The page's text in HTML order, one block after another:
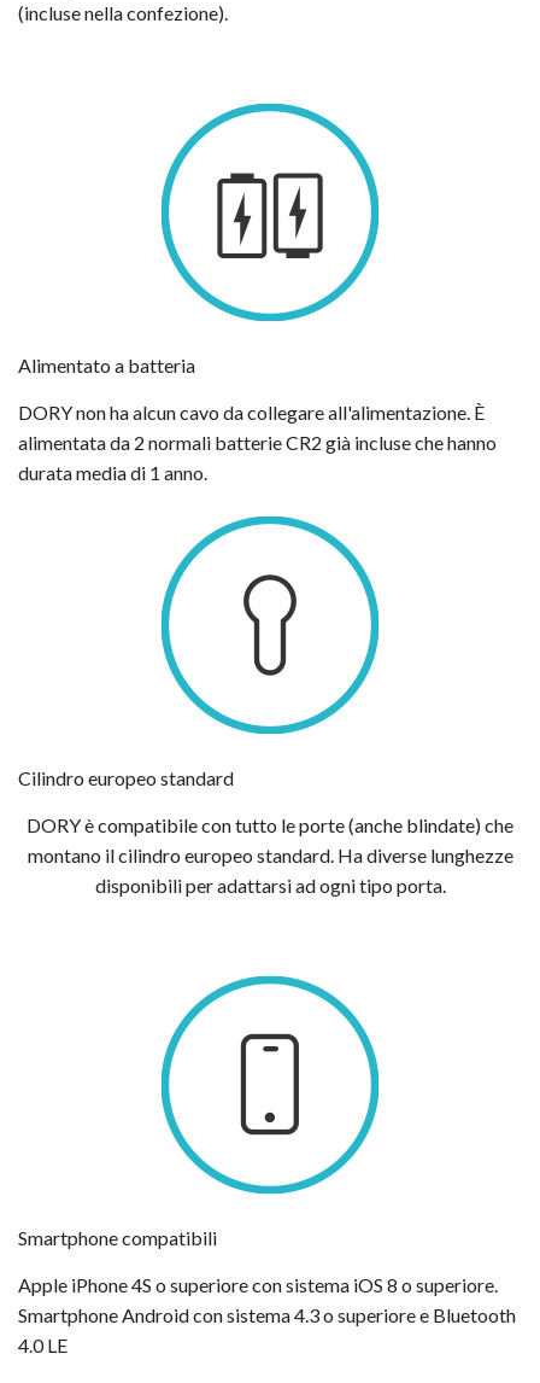
(incluse nella confezione).
Alimentato a batteria
DORY non ha alcun cavo da collegare all'alimentazione. È
alimentata da 2 normali batterie CR2 già incluse che hanno
durata media di 1 anno.
Cilindro europeo standard
DORY è compatibile con tutto le porte (anche blindate) che
montano il cilindro europeo standard. Ha diverse lunghezze
disponibili per adattarsi ad ogni tipo porta.
Smartphone compatibili
Apple iPhone 4S o superiore con sistema iOS 8 o superiore.
Smartphone Android con sistema 4.3 o superiore e Bluetooth
4.0 LE